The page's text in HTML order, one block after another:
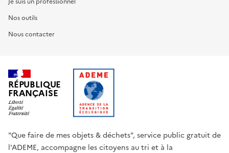
Nos outils
Nous contacter
RÉPUBLIQUE
FRANÇAISE
"Que faire de mes objets & déchets", service public gratuit de
l'ADEME, accompagne les citoyens au tri et à la